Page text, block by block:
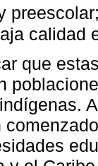
calidad
que